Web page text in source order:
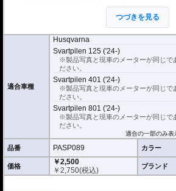
このメーター
ムは不要な傷
保護します。
ーパークリアとアンチグレア)が入っており、それ
利用いただけます。
スーパークリ
とんどわから
陽光などによ
を防ぎ、メー
す。もちろん
取付キット付属
ニングクロス、細かい埃も除去する粘着シート、
仕上げるスキージがセットになっています。
多少の気泡なら数時間から２
つづきを見る
適合車種
Husqvarna
Svartpilen 125 ('24-)
※製品写真と現車のメーターが同じで
ださい。
Svartpilen 401 ('24-)
※製品写真と現車のメーターが同じで
ださい。
Svartpilen 801 ('24-)
※製品写真と現車のメーターが同じで
ださい。
適合の一部のみ
品番 PASP089 カラー
価格
￥2,500
￥2,750(税込) ブランド